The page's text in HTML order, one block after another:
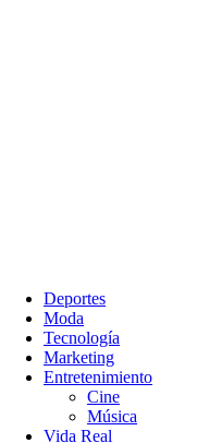
Deportes
Moda
Tecnología
Marketing
Entretenimiento
Cine
Música
Vida Real